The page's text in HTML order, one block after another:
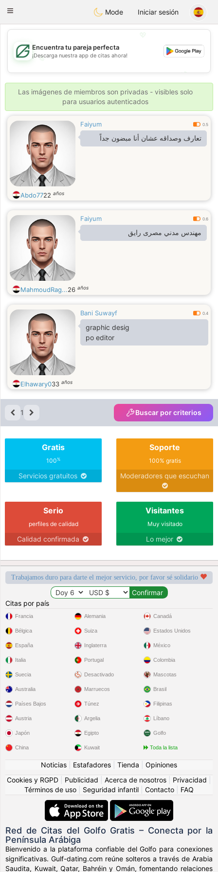
GulfDating
Toggle
Mode Iniciar sesión
💖
💕
💕
Encuentra tu pareja perfecta
¡Descarga nuestra app de citas ahora!
Las imágenes de miembros son privadas - visibles solo
para usuarios autenticados
Faiyum 0.5
تعارف وصداقه عشان أنا مبضون جداً
Abdo7722 años
Faiyum 0.6
مهندس مدني مصرى رايق
MahmoudRag...26 años
Bani Suwayf 0.4
graphic desig
po editor
Elhawary033 años
1 Buscar por criterios
Gratis
100%
Servicios gratuitos
Soporte
100% gratis
Moderadores que escuchan
Serio
perfiles de calidad
Calidad confirmada
Visitantes
Muy visitado
Lo mejor
Trabajamos duro para darte el mejor servicio, por favor sé solidario
Citas por país
Francia
Bélgica
España
Italia
Suecia
Alemania
Suiza
Inglaterra
Portugal
Desactivado
Canadá
Estados Unidos
México
Colombia
Mascotas
Australia
Países Bajos
Austria
Japón
China
Marruecos
Túnez
Argelia
Egipto
Kuwait
Brasil
Filipinas
Líbano
Golfo
Toda la lista
Noticias Estafadores Tienda
Opiniones
Cookies y RGPD
Publicidad Acerca de nosotros Privacidad
Términos de uso
Seguridad infantil Contacto FAQ
Red de Citas del Golfo Gratis – Conecta por la
Península Arábiga
Bienvenido a la plataforma confiable del Golfo para conexiones
significativas. Gulf-dating.com reúne solteros a través de Arabia
Saudita, Kuwait, Qatar, Bahréin y Omán, fomentando relaciones